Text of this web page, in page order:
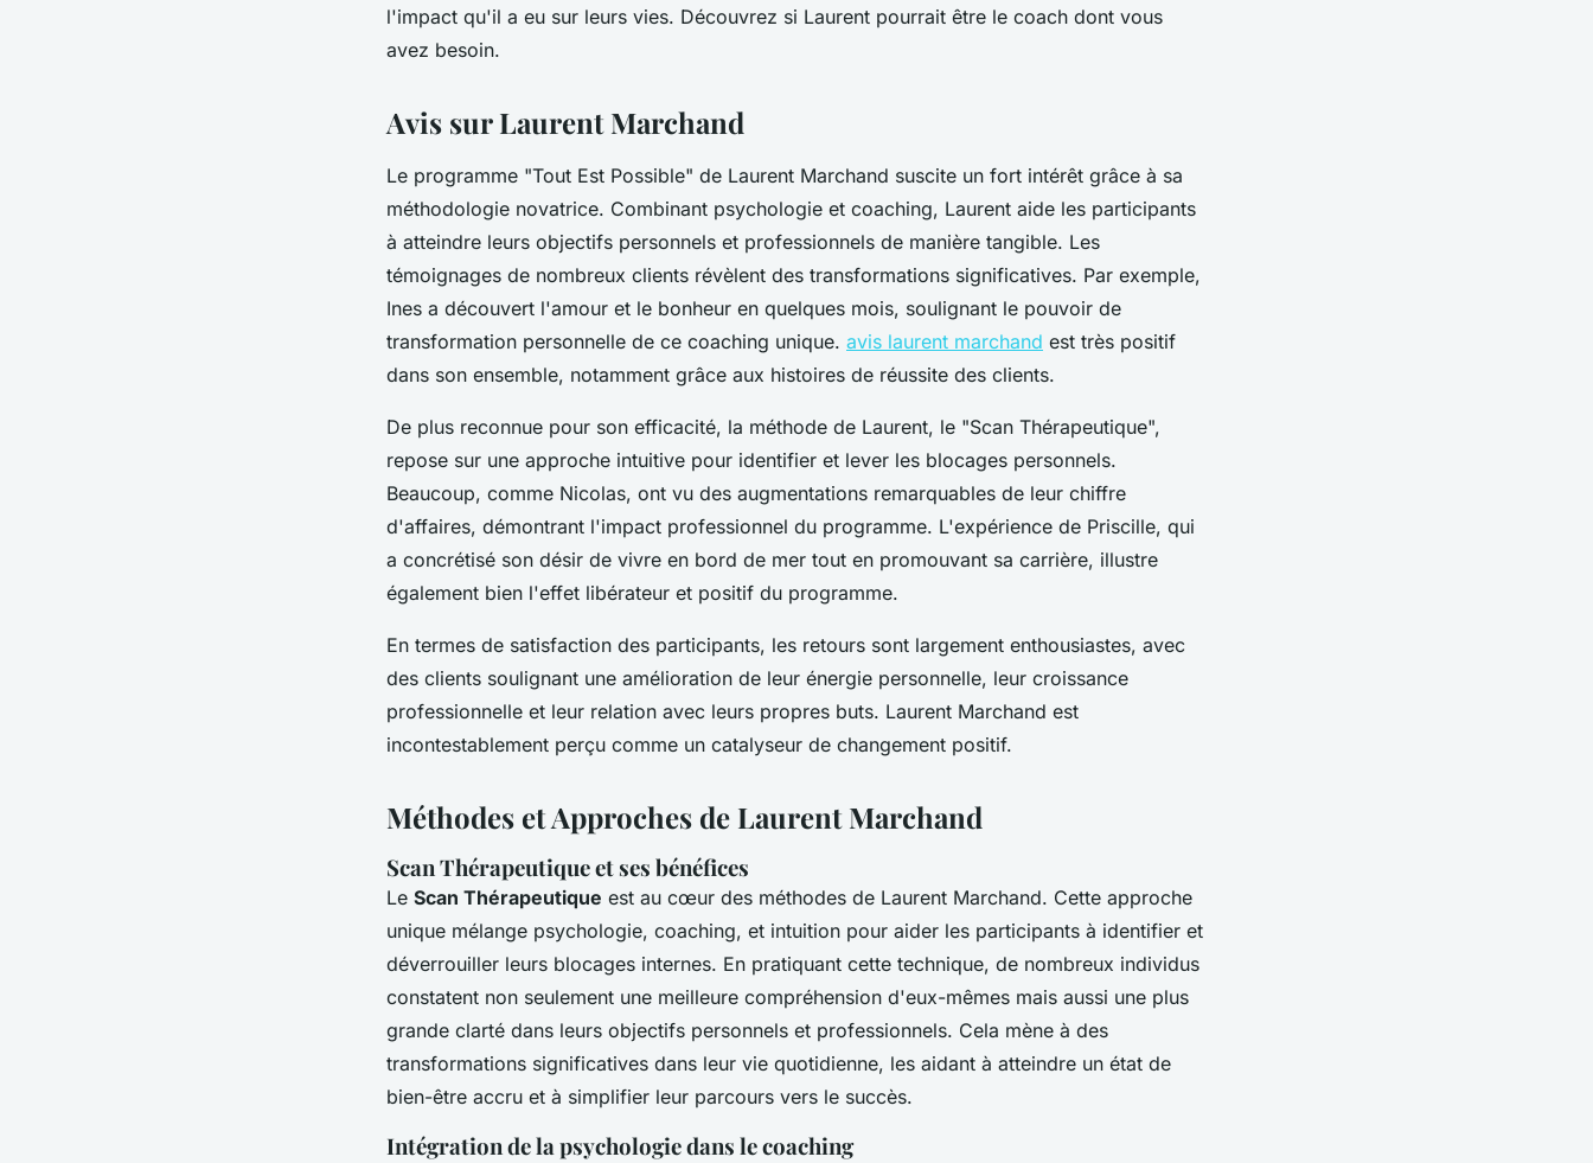
l'impact qu'il a eu sur leurs vies. Découvrez si Laurent pourrait être le coach dont vous
avez besoin.
Avis sur Laurent Marchand
Le programme "Tout Est Possible" de Laurent Marchand suscite un fort intérêt grâce à sa
méthodologie novatrice. Combinant psychologie et coaching, Laurent aide les participants
à atteindre leurs objectifs personnels et professionnels de manière tangible. Les
témoignages de nombreux clients révèlent des transformations significatives. Par exemple,
Ines a découvert l'amour et le bonheur en quelques mois, soulignant le pouvoir de
transformation personnelle de ce coaching unique. avis laurent marchand est très positif
dans son ensemble, notamment grâce aux histoires de réussite des clients.
De plus reconnue pour son efficacité, la méthode de Laurent, le "Scan Thérapeutique",
repose sur une approche intuitive pour identifier et lever les blocages personnels.
Beaucoup, comme Nicolas, ont vu des augmentations remarquables de leur chiffre
d'affaires, démontrant l'impact professionnel du programme. L'expérience de Priscille, qui
a concrétisé son désir de vivre en bord de mer tout en promouvant sa carrière, illustre
également bien l'effet libérateur et positif du programme.
En termes de satisfaction des participants, les retours sont largement enthousiastes, avec
des clients soulignant une amélioration de leur énergie personnelle, leur croissance
professionnelle et leur relation avec leurs propres buts. Laurent Marchand est
incontestablement perçu comme un catalyseur de changement positif.
Méthodes et Approches de Laurent Marchand
Scan Thérapeutique et ses bénéfices
Le Scan Thérapeutique est au cœur des méthodes de Laurent Marchand. Cette approche
unique mélange psychologie, coaching, et intuition pour aider les participants à identifier et
déverrouiller leurs blocages internes. En pratiquant cette technique, de nombreux individus
constatent non seulement une meilleure compréhension d'eux-mêmes mais aussi une plus
grande clarté dans leurs objectifs personnels et professionnels. Cela mène à des
transformations significatives dans leur vie quotidienne, les aidant à atteindre un état de
bien-être accru et à simplifier leur parcours vers le succès.
Intégration de la psychologie dans le coaching